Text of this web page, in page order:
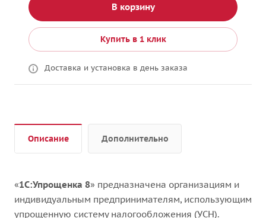
В корзину
Купить в 1 клик
Доставка и установка в день заказа
Описание Дополнительно
«1С:Упрощенка 8» предназначена организациям и
индивидуальным предпринимателям, использующим
упрощенную систему налогообложения (УСН).